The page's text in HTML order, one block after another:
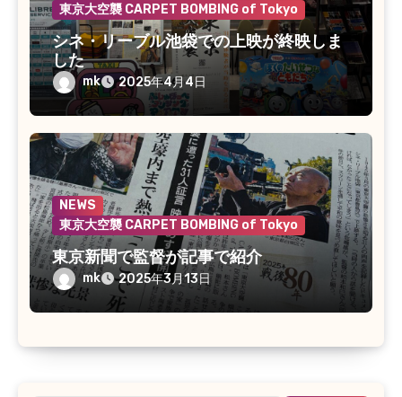
東京大空襲 CARPET BOMBING of Tokyo
シネ・リーブル池袋での上映が終映しま
した
mk 2025年4月4日
NEWS
東京大空襲 CARPET BOMBING of Tokyo
東京新聞で監督が記事で紹介
mk 2025年3月13日